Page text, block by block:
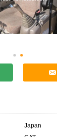
Japan